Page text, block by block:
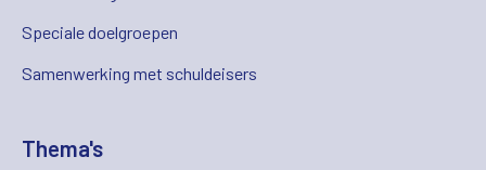
Speciale doelgroepen
Samenwerking met schuldeisers
Thema's